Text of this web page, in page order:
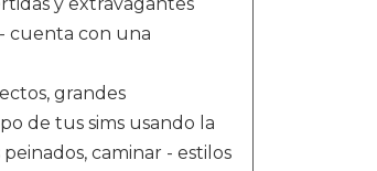
cuenta con una
grandes
de tus sims usando la
caminar - estilos